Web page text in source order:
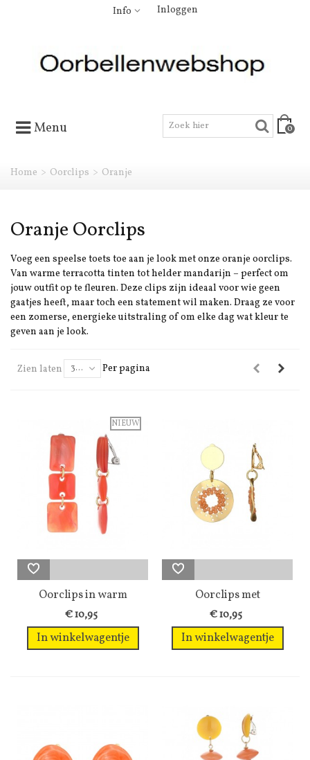
Info Inloggen
Menu 0
Home > Oorclips > Oranje
Oranje Oorclips
Voeg een speelse toets toe aan je look met onze oranje oorclips.
Van warme terracotta tinten tot helder mandarijn – perfect om
jouw outfit op te fleuren. Deze clips zijn ideaal voor wie geen
gaatjes heeft, maar toch een statement wil maken. Draag ze voor
een zomerse, energieke uitstraling of om elke dag wat kleur te
geven aan je look.
Zien laten 30 Per pagina
NIEUW
Oorclips in warm
oranje met...
€ 10,95
In winkelwagentje
Oorclips met
goudkleurige cirkel...
€ 10,95
In winkelwagentje